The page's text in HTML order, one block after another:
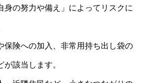
身の努力や備え」によってリスクに
保険への加入、非常用持ち出し袋の
該当します。